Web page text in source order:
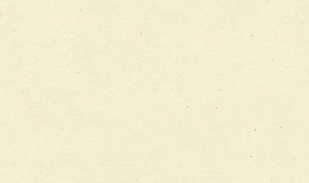
チーム12【こどもの食育支援チーム】
チーム13【非がんに対する緩和ケアチーム】